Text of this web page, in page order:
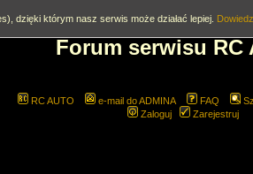
Forum serwisu RC
RC AUTO e-mail do ADMINA FAQ
Zaloguj
Zarejestruj
dzięki którym nasz serwis może działać lepiej.